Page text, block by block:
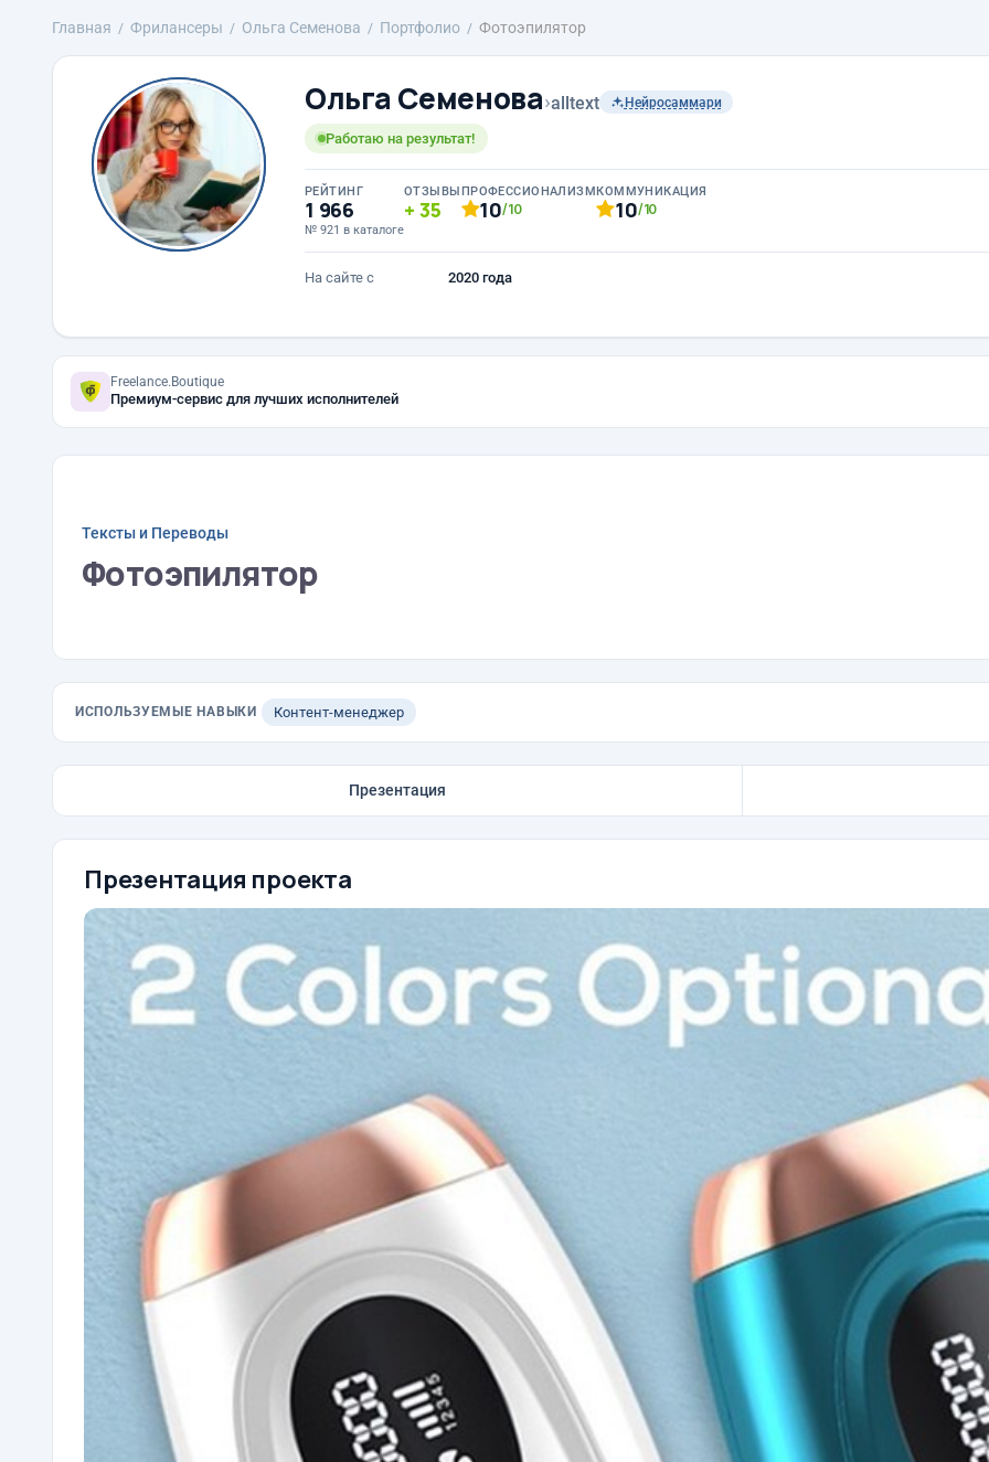
Главная Фрилансеры Ольга Семенова Портфолио Фотоэпилятор
Ольга Семенова›alltext Нейросаммари
Работаю на результат!
РЕЙТИНГ
1 966
№ 921 в каталоге
ОТЗЫВЫ
35
ПРОФЕССИОНАЛИЗМ
10/10
КОММУНИКАЦИЯ
10/10
На сайте с 2020 года
Freelance.Boutique
Премиум-сервис для лучших исполнителей
Тексты и Переводы
Фотоэпилятор
ИСПОЛЬЗУЕМЫЕ НАВЫКИ Контент-менеджер
Презентация
Презентация проекта